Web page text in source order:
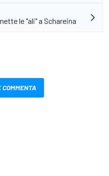
le "ali" a Schareina
COMMENTA